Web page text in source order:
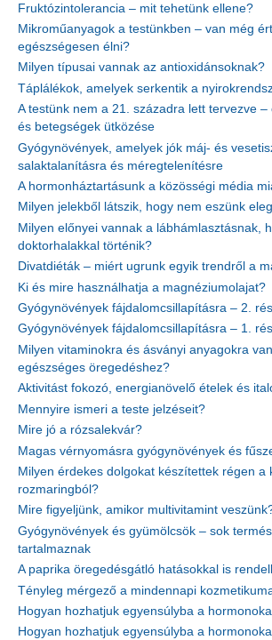
Fruktózintolerancia – mit tehetünk ellene?
Mikroműanyagok a testünkben – van még
egészségesen élni?
Milyen típusai vannak az antioxidánsoknak?
Táplálékok, amelyek serkentik a
A testünk nem a 21. századra lett tervezve –
és betegségek ütközése
Gyógynövények, amelyek jók máj- és
salaktalanításra és méregtelenítésre
A hormonháztartásunk a közösségi média
Milyen jelekből látszik, hogy nem eszünk
Milyen előnyei vannak a lábhámlasztásnak,
doktorhalakkal történik?
Divatdiéták – miért ugrunk egyik trendről a
Ki és mire használhatja a magnéziumolajat?
Gyógynövények fájdalomcsillapításra – 2.
Gyógynövények fájdalomcsillapításra – 1.
Milyen vitaminokra és ásványi anyagokra
egészséges öregedéshez?
Aktivitást fokozó, energianövelő ételek és
Mennyire ismeri a teste jelzéseit?
Mire jó a rózsalekvár?
Magas vérnyomásra gyógynövények és
Milyen érdekes dolgokat készítettek régen a
rozmaringból?
Mire figyeljünk, amikor multivitamint
Gyógynövények és gyümölcsök – sok
tartalmaznak
A paprika öregedésgátló hatásokkal is
Tényleg mérgező a mindennapi
Hogyan hozhatjuk egyensúlyba a
Hogyan hozhatjuk egyensúlyba a